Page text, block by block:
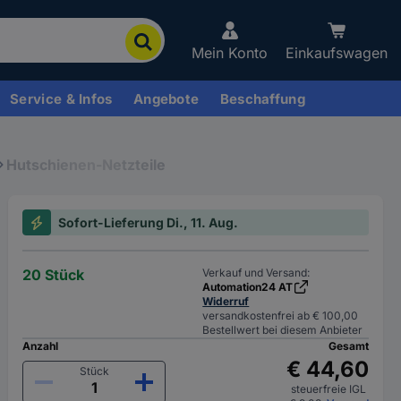
Mein Konto Einkaufswagen
Service & Infos Angebote Beschaffung
Hutschienen-Netzteile
Sofort-Lieferung Di., 11. Aug.
20 Stück
Verkauf und Versand:
Automation24 AT
Widerruf
versandkostenfrei ab € 100,00
Bestellwert bei diesem Anbieter
Anzahl
Stück
Gesamt
€ 44,60
steuerfreie IGL